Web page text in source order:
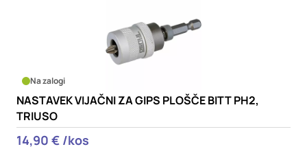
Na zalogi
NASTAVEK VIJAČNI ZA GIPS PLOŠČE BITT PH2,
TRIUSO
14,90 € /kos